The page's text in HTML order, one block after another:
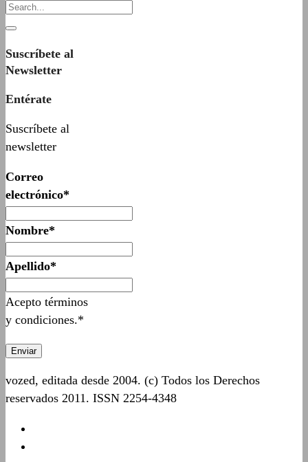
Suscríbete al
Newsletter
Entérate
Suscríbete al
newsletter
Correo
electrónico*
Nombre*
Apellido*
Acepto términos
y condiciones.*
vozed, editada desde 2004. (c) Todos los Derechos
reservados 2011. ISSN 2254-4348